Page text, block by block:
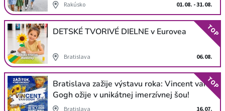
Rakúsko 01.08. - 31.08.
DETSKÉ TVORIVÉ DIELNE v Eurovea
Bratislava 06.08.
TOP
Bratislava zažije výstavu roka: Vincent van
Gogh ožije v unikátnej imerzívnej šou!
Bratislava 16.07.
TOP